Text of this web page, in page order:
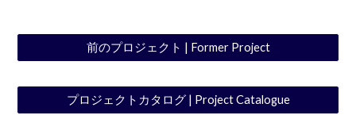
前のプロジェクト | Former Project
プロジェクトカタログ | Project Catalogue